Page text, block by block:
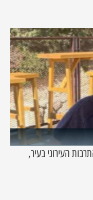
העירוני בעיר,